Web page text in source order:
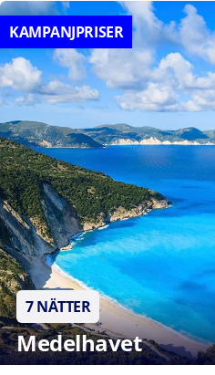
KAMPANJPRISER
7 NÄTTER
Medelhavet